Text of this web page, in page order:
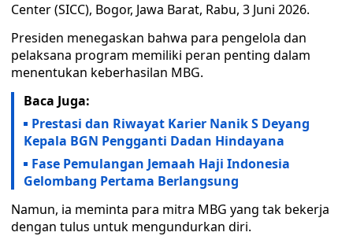
Center (SICC), Bogor, Jawa Barat, Rabu, 3 Juni 2026.
Presiden menegaskan bahwa para pengelola dan
pelaksana program memiliki peran penting dalam
menentukan keberhasilan MBG.
Baca Juga:
Prestasi dan Riwayat Karier Nanik S Deyang
Kepala BGN Pengganti Dadan Hindayana
Fase Pemulangan Jemaah Haji Indonesia
Gelombang Pertama Berlangsung
Namun, ia meminta para mitra MBG yang tak bekerja
dengan tulus untuk mengundurkan diri.